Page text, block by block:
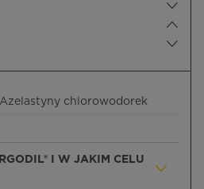
chlorowodorek
I W JAKIM CELU